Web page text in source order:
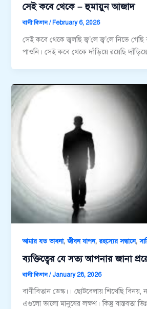
সেই কবে থেকে – হুমায়ুন আজাদ
বানী বিতান/ February 6, 2026
সেই কবে থেকে জ্বলছি জ্ব’লে জ্ব’লে নিভে
পাওনি। সেই কবে থেকে দাঁড়িয়ে রয়েছি দাঁড়িয়ে
আমার যত ভাবনা,জীবন যাপন,রহস্যের সন্ধানে,
ব্যক্তিত্বের যে সত্য আপনার জানা
বানী বিতান/ January 28, 2026
বাণীবিতান ডেস্ক।। ছোটবেলায় শিখেছি
এগুলো ভালো মানুষের লক্ষণ। কিন্তু বাস্তবতা